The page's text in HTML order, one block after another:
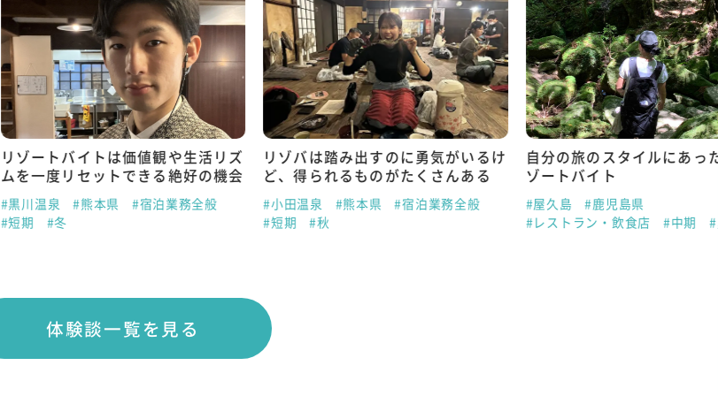
リゾートバイトは価値観や生活リズ
ムを一度リセットできる絶好の機会
#黒川温泉 #熊本県
#宿泊業務全般
#短期
#冬
リゾバは踏み出すのに勇気がいるけ
ど、得られるものがたくさんある
#小田温泉 #熊本県
#宿泊業務全般
#短期
#秋
自分の旅のスタイルにあっ
ゾートバイト
#屋久島
#鹿児島県
#レストラン・飲食店
#中期
体験談一覧を見る